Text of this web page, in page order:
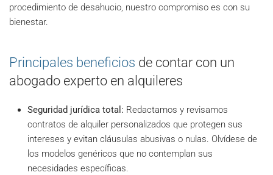
procedimiento de desahucio, nuestro compromiso es con su
bienestar.
Principales beneficios de contar con un
abogado experto en alquileres
Seguridad jurídica total: Redactamos y revisamos
contratos de alquiler personalizados que protegen sus
intereses y evitan cláusulas abusivas o nulas. Olvídese de
los modelos genéricos que no contemplan sus
necesidades específicas.